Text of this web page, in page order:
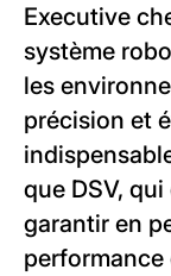
Executive
système
les
précision et
que DSV,
garantir en